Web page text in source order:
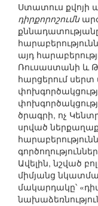
Ստատուս
դիրքորոշումն
այդ
Ռուսաստանի և
հարցերում
ծրագրի, ոչ
սրված
Ավելին, նշված
միմյանց
մակարդակը՝